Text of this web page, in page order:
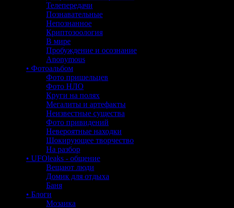
Телепередачи
Познавательные
Непознанное
Криптозоология
В мире
Пробуждение и осознание
Anonymous
• Фотоальбом
Фото пришельцев
Фото НЛО
Круги на полях
Мегалиты и артефакты
Неизвестные существа
Фото привидений
Невероятные находки
Шокирующее творчество
На разбор
• UFOleaks - общение
Вещают люди
Домик для отдыха
Баня
• Блоги
Мозаика